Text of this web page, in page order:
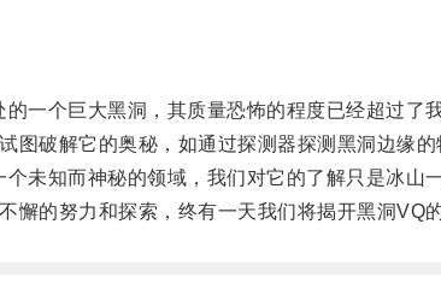
个巨大黑洞，其质量恐怖的程度已经超过了我
破解它的奥秘，如通过探测器探测黑洞边缘的
知而神秘的领域，我们对它的了解只是冰山一
的努力和探索，终有一天我们将揭开黑洞VQ的